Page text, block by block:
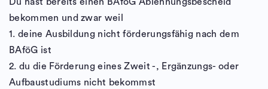
Du hast bereits einen BAföG Ablehnungsbescheid
bekommen und zwar weil
1. deine Ausbildung nicht förderungsfähig nach dem
BAföG ist
2. du die Förderung eines Zweit -, Ergänzungs- oder
Aufbaustudiums nicht bekommst